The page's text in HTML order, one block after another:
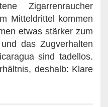
Zigarrenraucher
Mitteldrittel kommen
etwas stärker zum
das Zugverhalten
sind tadellos.
deshalb: Klare